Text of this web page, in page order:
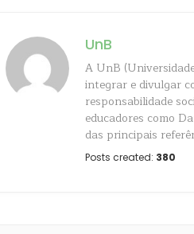
UnB
A UnB
integrar e divulgar
responsabilidade
educadores como
das principais
Posts created: 380